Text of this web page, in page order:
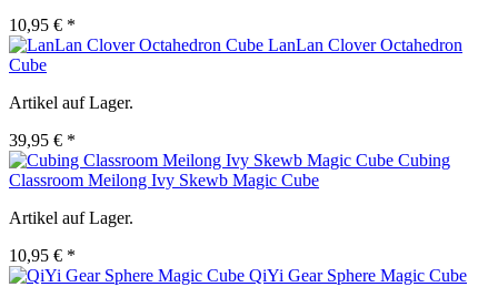
10,95 € *
LanLan Clover Octahedron
Cube
Artikel auf Lager.
39,95 € *
Cubing
Classroom Meilong Ivy Skewb Magic Cube
Artikel auf Lager.
10,95 € *
QiYi Gear Sphere Magic Cube